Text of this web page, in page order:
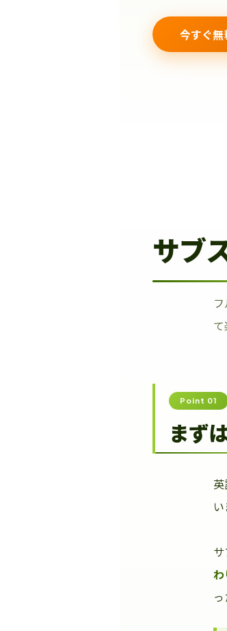
今すぐ
サブ
Point 01
まず
い
わ
っ